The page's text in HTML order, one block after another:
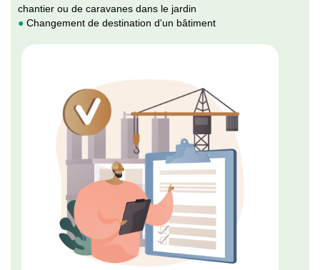
chantier ou de caravanes dans le jardin
● Changement de destination d'un bâtiment